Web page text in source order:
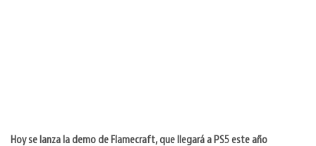
Hoy se lanza la demo de Flamecraft, que llegará a PS5 este año